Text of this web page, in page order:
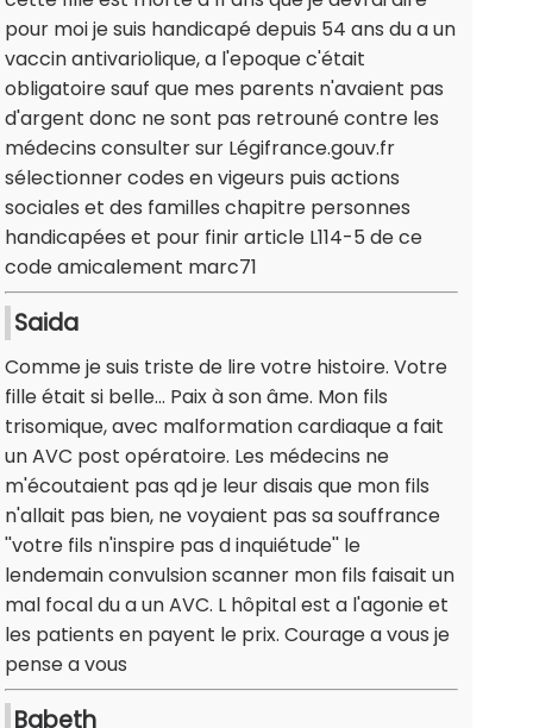
pour moi je suis handicapé depuis 54 ans du a un
vaccin antivariolique, a l'epoque c'était
obligatoire sauf que mes parents n'avaient pas
d'argent donc ne sont pas retrouné contre les
médecins consulter sur Légifrance.gouv.fr
sélectionner codes en vigeurs puis actions
sociales et des familles chapitre personnes
handicapées et pour finir article L114-5 de ce
code amicalement marc71
Saida
Comme je suis triste de lire votre histoire. Votre
fille était si belle... Paix à son âme. Mon fils
trisomique, avec malformation cardiaque a fait
un AVC post opératoire. Les médecins ne
m'écoutaient pas qd je leur disais que mon fils
n'allait pas bien, ne voyaient pas sa souffrance
''votre fils n'inspire pas d inquiétude'' le
lendemain convulsion scanner mon fils faisait un
mal focal du a un AVC. L hôpital est a l'agonie et
les patients en payent le prix. Courage a vous je
pense a vous
Babeth